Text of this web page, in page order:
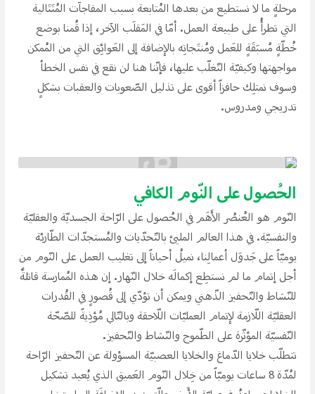
مرحلةِِ ما لا نستطيع من بعدها المُتابعة بسبب المفاجآت المُتَتَالية
التي تطرأُ على طبيعة العمل. أمّا في المَقلَب الآخر، إذا قُمنا بوضع
خُطّةِِ مُسبَقَةِِ للعَمل ومُنتَجاتِه بالإضافة إلى العَوائِق التي من المُمكن
مواجهتها وكيفيّة التّغلّب عليها، فإنّنا هنا لن نقع في نفس الخطأ
وسوف نمتلِك حافزاََ أقوى على تذليل الصّعوبات والعقبات بشكلِِ
تدريجي ومدروس.
الحُصول على النّوم الكافي
النّوم هو العُنصُر الأَهَم في الحُصول على الرّاحة الجسديّة والعقليّة
والنفسيّة. في هذا العالم المليئ بالتّحدّيات والمُستجدّات الطّارئة
يوميّاََ على جَدوَل أعمالِنا، نميلُ أحياناََ إلى تغليب العمل على النّوم من
أجل إتمام ما لم نستطِع إكمالَه خلال النّهار. إن هذه المُمارسة قاتلةٌ
للنّشاط والتّحفيز الذّهني ويمكن أن تؤدّي إلى قُصورِِ في القُدرات
العقليّة اللّازمة لإتمام العمليّات اللّاحقة وبالتّالي مُؤذِيةََ للصّحّة
النّفسيّة المؤثّرة على الطّموح والنّشاط والتّحفيز.
تتطلّب خلايا الدّماغ والخلايا العصبيّة المسؤولة عن التّحفيز الرّاحة
لمُدّة 8 ساعات يوميّاََ من خِلال النّوم العَميق الذي يُعيد تشكيل